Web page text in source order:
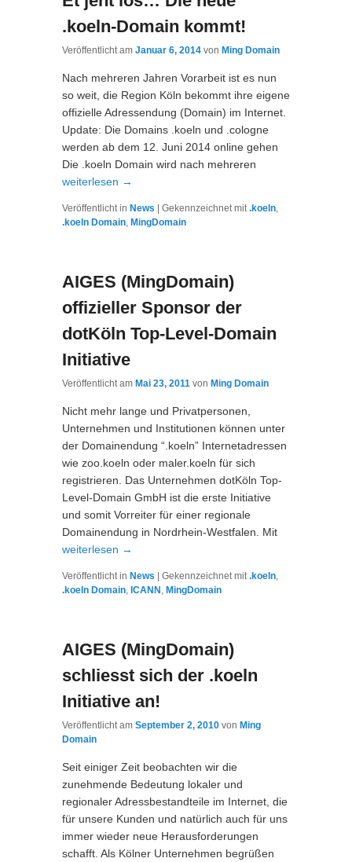
.koeln-Domain kommt!
Veröffentlicht am Januar 6, 2014 von Ming Domain
Nach mehreren Jahren Vorarbeit ist es nun
so weit, die Region Köln bekommt ihre eigene
offizielle Adressendung (Domain) im Internet.
Update: Die Domains .koeln und .cologne
werden ab dem 12. Juni 2014 online gehen
Die .koeln Domain wird nach mehreren
weiterlesen →
Veröffentlicht in News Gekennzeichnet mit .koeln,
.koeln Domain, MingDomain
AIGES (MingDomain)
offizieller Sponsor der
dotKöln Top-Level-Domain
Initiative
Veröffentlicht am Mai 23, 2011 von Ming Domain
Nicht mehr lange und Privatpersonen,
Unternehmen und Institutionen können unter
der Domainendung “.koeln” Internetadressen
wie zoo.koeln oder maler.koeln für sich
registrieren. Das Unternehmen dotKöln Top-
Level-Domain GmbH ist die erste Initiative
und somit Vorreiter für einer regionale
Domainendung in Nordrhein-Westfalen. Mit
weiterlesen →
Veröffentlicht in News Gekennzeichnet mit .koeln,
.koeln Domain, ICANN , MingDomain
AIGES (MingDomain)
schliesst sich der .koeln
Initiative an!
Veröffentlicht am September 2, 2010 von Ming
Domain
Seit einiger Zeit beobachten wir die
zunehmende Bedeutung lokaler und
regionaler Adressbestandteile im Internet, die
für unsere Kunden und natürlich auch für uns
immer wieder neue Herausforderungen
schafft. Als Kölner Unternehmen begrüßen